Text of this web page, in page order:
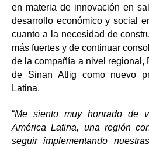
en materia de innovación en
desarrollo económico y social
cuanto a la necesidad de
más fuertes y de continuar
de la compañía a nivel regional,
de Sinan Atlig como nuevo
Latina.
“Me siento muy honrado de
América Latina, una región
seguir implementando